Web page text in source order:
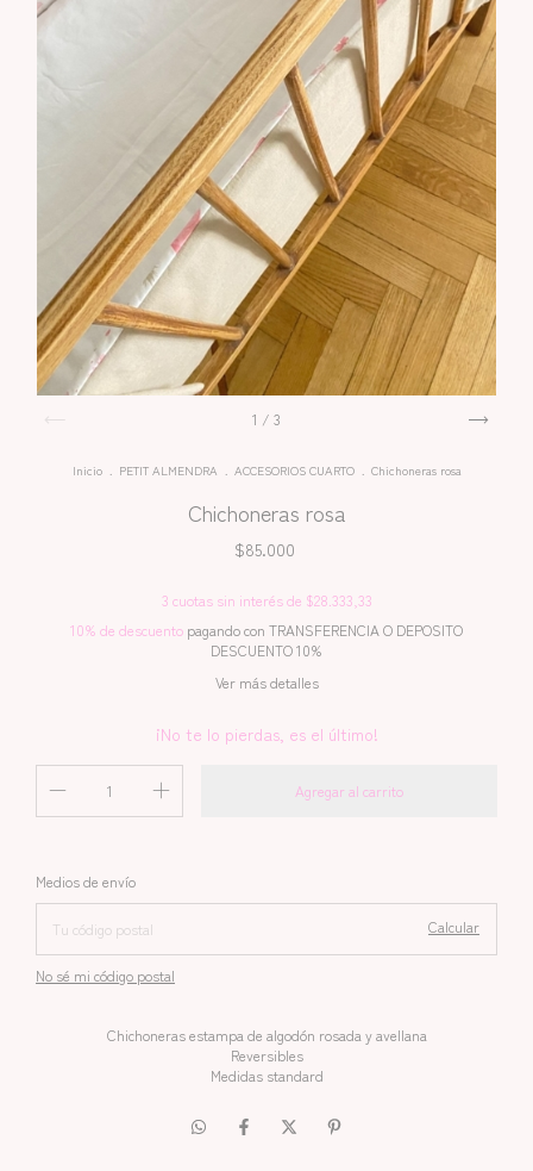
1 / 3
Inicio . PETIT ALMENDRA . ACCESORIOS CUARTO . Chichoneras rosa
Chichoneras rosa
$85.000
3 cuotas sin interés de $28.333,33
10% de descuento pagando con TRANSFERENCIA O DEPOSITO
DESCUENTO 10%
Ver más detalles
¡No te lo pierdas, es el último!
Entregas para el CP:
Medios de envío
Calcular
No sé mi código postal
Chichoneras estampa de algodón rosada y avellana
Reversibles
Medidas standard